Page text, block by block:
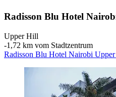
Radisson Blu Hotel
Upper Hill
‐1,72 km vom Stadtzentrum
Radisson Blu Hotel Nairobi